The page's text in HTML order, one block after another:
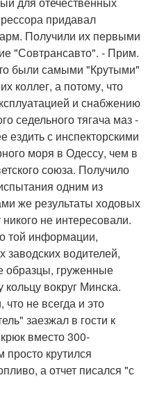
придавал
Получили их первыми
"Совтрансавто". - Прим.
были самыми "Крутыми"
коллег, а потому, что
и снабжению
седельного тягача маз -
ездить с инспекторскими
моря в Одессу, чем в
союза. Получило
одним из
же результаты ходовых
не интересовали.
той информации,
заводских водителей,
образцы, груженные
вокруг Минска.
не всегда и это
заезжал в гости к
вместо 300-
просто крутился
а отчет писался "с